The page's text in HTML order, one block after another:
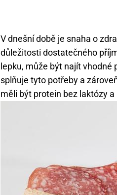
V dnešní době je snaha o
důležitosti dostatečného
lepku, může být najít vhodné
splňuje tyto potřeby a
měli být protein bez laktózy